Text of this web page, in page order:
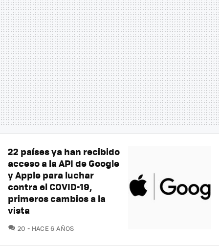
22 países ya han recibido
acceso a la API de Google
y Apple para luchar
contra el COVID-19,
primeros cambios a la
vista
20 COMENTARIOS
HACE 6 AÑOS